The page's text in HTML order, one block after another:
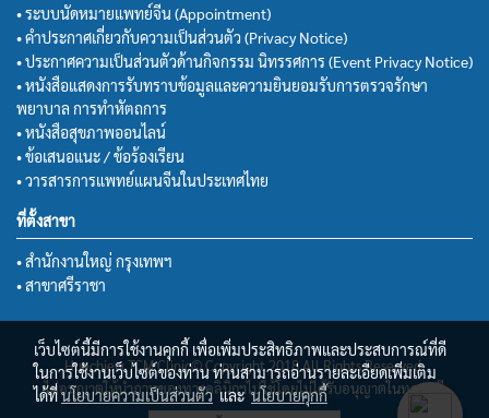
• ระบบนัดหมายแพทย์จีน (Appointment)
• คำประกาศเกี่ยวกับความเป็นส่วนตัว (Privacy Notice)
• ประกาศความเป็นส่วนตัวด้านกิจกรรม นิทรรศการ (Event Privacy Notice)
• หนังสือแสดงการรับทราบข้อมูลและความยินยอมรับการตรวจรักษา
พยาบาล การทำหัตถการ
• หนังสือสุขภาพออนไลน์
• ข้อเสนอแนะ / ข้อร้องเรียน
• วารสารการแพทย์แผนจีนในประเทศไทย
ที่ตั้งสาขา
• สำนักงานใหญ่ กรุงเทพฯ
• สาขาศรีราชา
Huachiew TCM Clinic© Copyright 2018 All Rights Reserved.
ไม่อนุญาตให้นำภาพของทางคลินิกฯไปใช้โดยไม่ได้รับอนุญาตในทุกกรณี
เว็บไซต์นี้มีการใช้งานคุกกี้ เพื่อเพิ่มประสิทธิภาพและประสบการณ์ที่ดี
ในการใช้งานเว็บไซต์ของท่าน ท่านสามารถอ่านรายละเอียดเพิ่มเติม
ได้ที่นโยบายความเป็นส่วนตัวและนโยบายคุกกี้